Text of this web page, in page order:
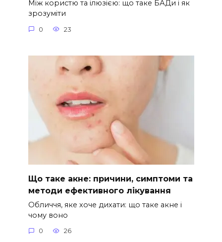
Між користю та ілюзією: що таке БАДи і як
зрозуміти
0 23
Що таке акне: причини, симптоми та
методи ефективного лікування
Обличчя, яке хоче дихати: що таке акне і
чому воно
0 26